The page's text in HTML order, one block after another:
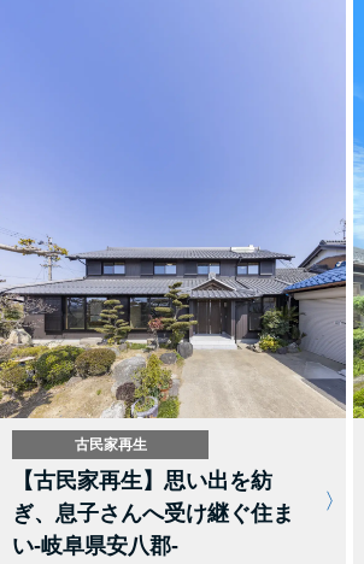
古民家再生
【古民家再生】思い出を紡
ぎ、息子さんへ受け継ぐ住ま
い-岐阜県安八郡-